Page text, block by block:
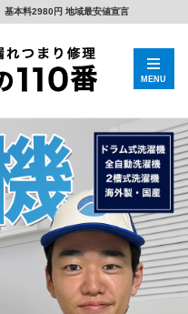
基本料2980円 地域最安値宣言
MENU